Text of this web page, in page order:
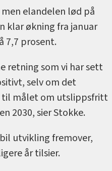
elandelen lød på
klar økning fra januar
7,7 prosent.
retning som vi har sett
selv om det
til målet om utslippsfritt
2030, sier Stokke.
utvikling fremover,
år tilsier.